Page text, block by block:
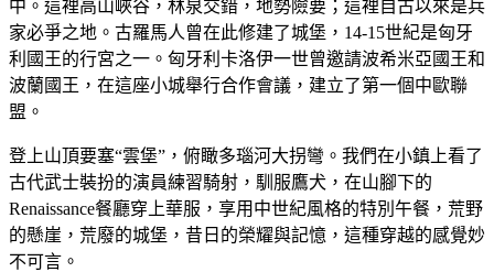
中。這裡高山峽谷，林泉交錯，地勢險要；這裡自古以來是兵
家必爭之地。古羅馬人曾在此修建了城堡， 14-15世紀是匈牙
利國王的行宮之一。匈牙利卡洛伊一世曾邀請波希米亞國王和
波蘭國王，在這座小城舉行合作會議，建立了第一個中歐聯
盟。
登上山頂要塞“雲堡”，俯瞰多瑙河大拐彎。我們在小鎮上看了
古代武士裝扮的演員練習騎射，馴服鷹犬，在山腳下的
Renaissance餐廳穿上華服，享用中世紀風格的特別午餐，荒野
的懸崖，荒廢的城堡，昔日的榮耀與記憶，這種穿越的感覺妙
不可言。